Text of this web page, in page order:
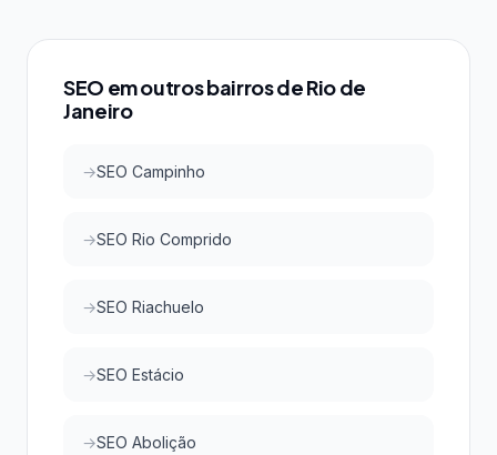
Google Maps com investimento acessível, atraindo
SEO em outros bairros de Rio de
Janeiro
SEO Campinho
SEO Rio Comprido
SEO Riachuelo
SEO Estácio
SEO Abolição